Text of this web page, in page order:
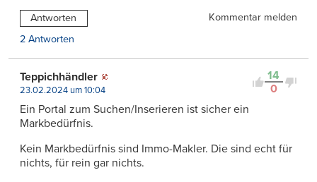
Antworten
Kommentar melden
2 Antworten
14
0
Teppichhändler
23.02.2024 um 10:04
Ein Portal zum Suchen/Inserieren ist sicher ein
Markbedürfnis.
Kein Markbedürfnis sind Immo-Makler. Die sind echt für
nichts, für rein gar nichts.